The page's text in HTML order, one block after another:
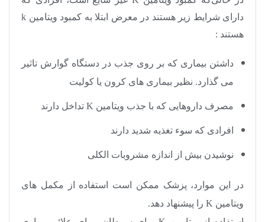
دارای شرایط زیر هستند در معرض ابتلا به کمبود ویتامین k
هستند :
داشتن بیماری که بر روی جذب در دستگاه گوارش تاثیر
می گذارد. نظیر بیماری های کرون یا کولیت
مصرف داروهایی که با جذب ویتامین K تداخل دارند
افرادی که سوء تغذیه شدید دارند
نوشیدن بیش از اندازه مشروبات الکلی
در این موارد، پزشک ممکن است استفاده از مکمل های
ویتامین K را پیشنهاد دهد.